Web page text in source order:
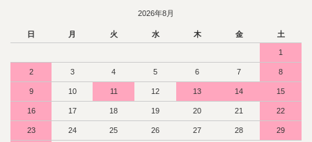
2026年8月
日 月 火 水 木 金 土
1
2 3 4 5 6 7 8
9 10 11 12 13 14 15
16 17 18 19 20 21 22
23 24 25 26 27 28 29